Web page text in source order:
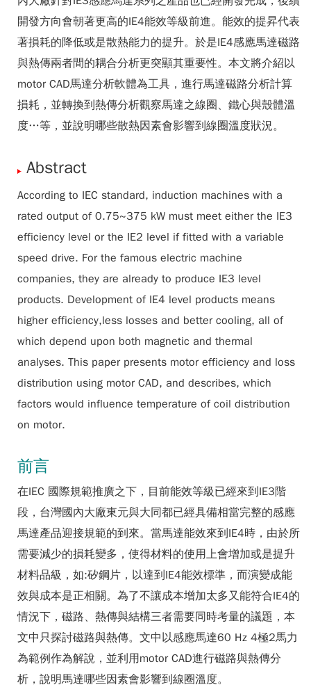
開發方向會朝著更高的IE4能效等級前進。能效的提昇代表
著損耗的降低或是散熱能力的提升。於是IE4感應馬達磁路
與熱傳兩者間的耦合分析更突顯其重要性。本文將介紹以
motor CAD馬達分析軟體為工具，進行馬達磁路分析計算
損耗，並轉換到熱傳分析觀察馬達之線圈、鐵心與殼體溫
度…等，並說明哪些散熱因素會影響到線圈溫度狀況。
Abstract
According to IEC standard, induction machines with a
rated output of 0.75~375 kW must meet either the IE3
efficiency level or the IE2 level if fitted with a variable
speed drive. For the famous electric machine
companies, they are already to produce IE3 level
products. Development of IE4 level products means
higher efficiency,less losses and better cooling, all of
which depend upon both magnetic and thermal
analyses. This paper presents motor efficiency and loss
distribution using motor CAD, and describes, which
factors would influence temperature of coil distribution
on motor.
前言
在IEC 國際規範推廣之下，目前能效等級已經來到IE3階
段，台灣國內大廠東元與大同都已經具備相當完整的感應
馬達產品迎接規範的到來。當馬達能效來到IE4時，由於所
需要減少的損耗變多，使得材料的使用上會增加或是提升
材料品級，如:矽鋼片，以達到IE4能效標準，而演變成能
效與成本是正相關。為了不讓成本增加太多又能符合IE4的
情況下，磁路、熱傳與結構三者需要同時考量的議題，本
文中只探討磁路與熱傳。文中以感應馬達60 Hz 4極2馬力
為範例作為解說，並利用motor CAD進行磁路與熱傳分
析，說明馬達哪些因素會影響到線圈溫度。